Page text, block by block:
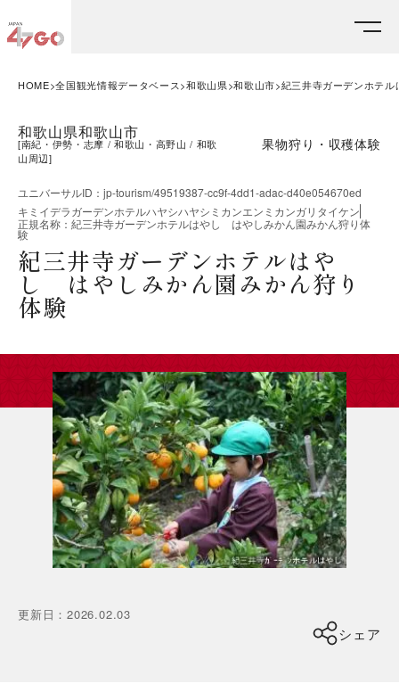
HOME 全国観光情報データベース 和歌山県 和歌山市 紀三井寺ガーデンホテ
和歌山県和歌山市
[南紀・伊勢・志摩 和歌山・高野山
和歌
山周辺]
果物狩り・収穫体験
ユニバーサルID ： jp-tourism/49519387-cc9f-4dd1-adac-d40e054670ed
キミイデラガーデンホテルハヤシハヤシミカンエンミカンガリタイケン
正規名称 ： 紀三井寺ガーデンホテルはやし はやしみかん園みかん狩り体
験
紀三井寺ガーデンホテルはや
し はやしみかん園みかん狩り
体験
更新日 ：2026.02.03
シェア